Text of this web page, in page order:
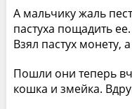
А мальчику жаль
пастуха пощадить
Взял пастух
Пошли они теперь
кошка и змейка.